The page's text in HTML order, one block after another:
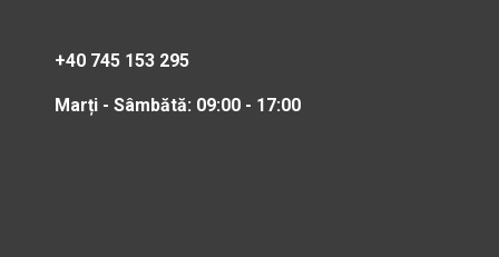
+40 745 153 295
Marți - Sâmbătă: 09:00 - 17:00